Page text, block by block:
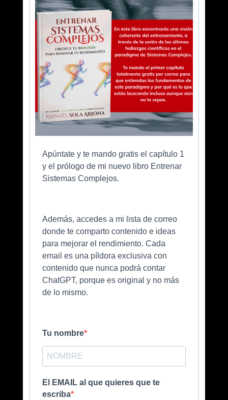
Apúntate y te mando gratis el capítulo 1
y el prólogo de mi nuevo libro Entrenar
Sistemas Complejos.
Además, accedes a mi lista de correo
donde te comparto contenido e ideas
para mejorar el rendimiento. Cada
email es una píldora exclusiva con
contenido que nunca podrá contar
ChatGPT, porque es original y no más
de lo mismo.
Tu nombre
El EMAIL al que quieres que te
escriba